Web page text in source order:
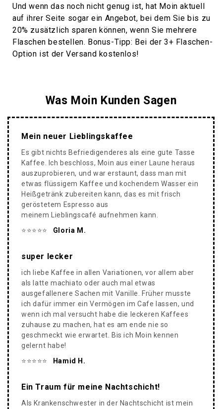
Und wenn das noch nicht genug ist, hat Moin aktuell
auf ihrer Seite sogar ein Angebot, bei dem Sie bis zu
20% zusätzlich sparen können, wenn Sie mehrere
Flaschen bestellen. Bonus-Tipp: Bei der 3+ Flaschen-
Option ist der Versand kostenlos!
Was Moin Kunden Sagen
Mein neuer Lieblingskaffee
Es gibt nichts Befriedigenderes als eine gute Tasse
Kaffee. Ich beschloss, Moin aus einer Laune heraus
auszuprobieren, und war erstaunt, dass man mit
etwas flüssigem Kaffee und kochendem Wasser ein
Heißgetränk zubereiten kann, das es mit frisch
geröstetem Espresso aus
meinem Lieblingscafé aufnehmen kann.
⭐️⭐️⭐️⭐️⭐️ Gloria M.
super lecker
ich liebe Kaffee in allen Variationen, vor allem aber
als latte machiato oder auch mal etwas
ausgefallenere Sachen mit Vanille. Früher musste
ich dafür immer ein Vermögen im Cafe lassen, und
wenn ich mal versucht habe die leckeren Kaffees
zuhause zu machen, hat es am ende nie so
geschmeckt wie erwartet. Bis ich Moin kennen
gelernt habe!
⭐️⭐️⭐️⭐️⭐️
Hamid H.
Ein Traum für meine Nachtschicht!
Als Krankenschwester in der Nachtschicht ist mein